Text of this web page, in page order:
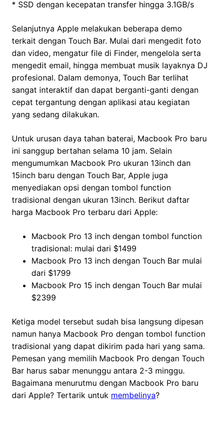
* SSD dengan kecepatan transfer hingga 3.1GB/s
Selanjutnya Apple melakukan beberapa demo
terkait dengan Touch Bar. Mulai dari mengedit foto
dan video, mengatur file di Finder, mengelola serta
mengedit email, hingga membuat musik layaknya DJ
profesional. Dalam demonya, Touch Bar terlihat
sangat interaktif dan dapat berganti-ganti dengan
cepat tergantung dengan aplikasi atau kegiatan
yang sedang dilakukan.
Untuk urusan daya tahan baterai, Macbook Pro baru
ini sanggup bertahan selama 10 jam. Selain
mengumumkan Macbook Pro ukuran 13inch dan
15inch baru dengan Touch Bar, Apple juga
menyediakan opsi dengan tombol function
tradisional dengan ukuran 13inch. Berikut daftar
harga Macbook Pro terbaru dari Apple:
Macbook Pro 13 inch dengan tombol function
tradisional: mulai dari $1499
Macbook Pro 13 inch dengan Touch Bar mulai
dari $1799
Macbook Pro 15 inch dengan Touch Bar mulai
$2399
Ketiga model tersebut sudah bisa langsung dipesan
namun hanya Macbook Pro dengan tombol function
tradisional yang dapat dikirim pada hari yang sama.
Pemesan yang memilih Macbook Pro dengan Touch
Bar harus sabar menunggu antara 2-3 minggu.
Bagaimana menurutmu dengan Macbook Pro baru
dari Apple? Tertarik untuk membelinya?